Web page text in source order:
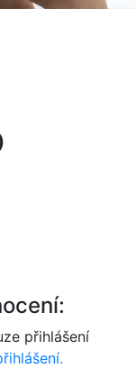
přihlášení